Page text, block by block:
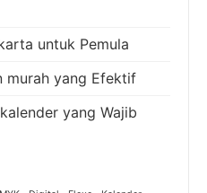
untuk Pemula
murah yang Efektif
yang Wajib